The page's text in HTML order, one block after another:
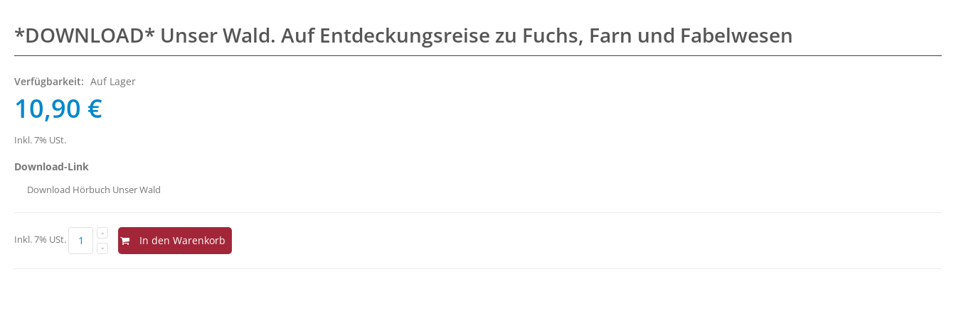
*DOWNLOAD* Unser Wald. Auf Entdeckungsreise zu Fuchs, Farn und Fabelwesen
Verfügbarkeit: Auf Lager
10,90 €
Inkl. 7% USt.
Download-Link
Download Hörbuch Unser Wald
Inkl. 7% USt. In den Warenkorb